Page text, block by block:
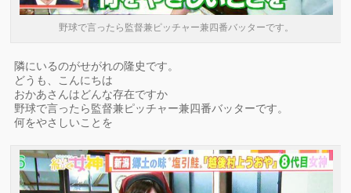
野球で言ったら監督兼ピッチャー兼四番バッターです。
隣にいるのがせがれの隆史です。
どうも、こんにちは
おかあさんはどんな存在ですか
野球で言ったら監督兼ピッチャー兼四番バッターです。
何をやさしいことを